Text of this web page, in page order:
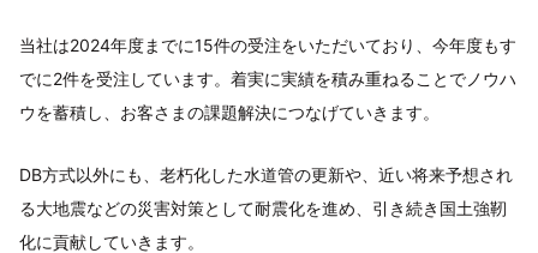
当社は2024年度までに15件の受注をいただいており、今年度もす
でに2件を受注しています。着実に実績を積み重ねることでノウハ
ウを蓄積し、お客さまの課題解決につなげていきます。
DB方式以外にも、老朽化した水道管の更新や、近い将来予想され
る大地震などの災害対策として耐震化を進め、引き続き国土強靭
化に貢献していきます。